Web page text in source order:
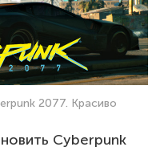
2077. Красиво
Cyberpunk